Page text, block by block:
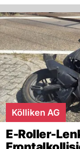
Kölliken AG
E-Roller-